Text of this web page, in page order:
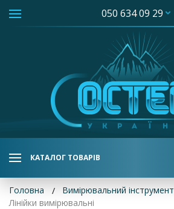
050 634 09 29
КАТАЛОГ ТОВАРІВ
Головна Вимірювальний інструмент
Лінійки вимірювальні